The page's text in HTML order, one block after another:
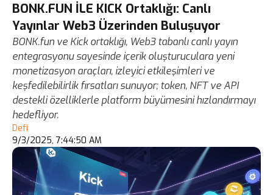
BONK.FUN İLE KICK Ortaklığı: Canlı
Yayınlar Web3 Üzerinden Buluşuyor
BONK.fun ve Kick ortaklığı, Web3 tabanlı canlı yayın
entegrasyonu sayesinde içerik oluşturuculara yeni
monetizasyon araçları, izleyici etkileşimleri ve
keşfedilebilirlik fırsatları sunuyor; token, NFT ve API
destekli özelliklerle platform büyümesini hızlandırmayı
hedefliyor.
Defi
9/3/2025, 7:44:50 AM